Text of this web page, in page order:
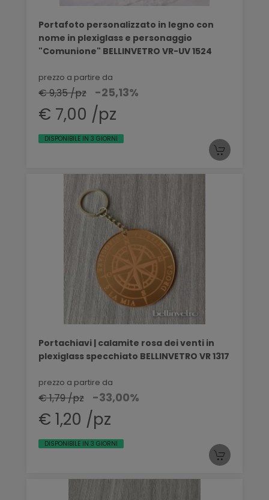
Portafoto personalizzato in legno con
nome in plexiglass e personaggio
"Comunione" BELLINVETRO VR-UV 1524
prezzo a partire da
€ 9,35 /pz -25,13%
€ 7,00 /pz
DISPONIBILE IN 3 GIORNI
Portachiavi | calamite rosa dei venti in
plexiglass specchiato BELLINVETRO VR 1317
prezzo a partire da
€ 1,79 /pz -33,00%
€ 1,20 /pz
DISPONIBILE IN 3 GIORNI